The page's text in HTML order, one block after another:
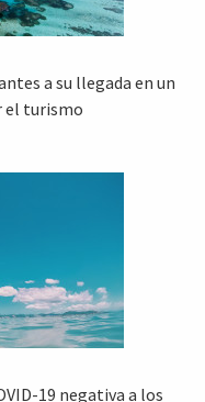
a su llegada en un
el turismo
19 negativa a los